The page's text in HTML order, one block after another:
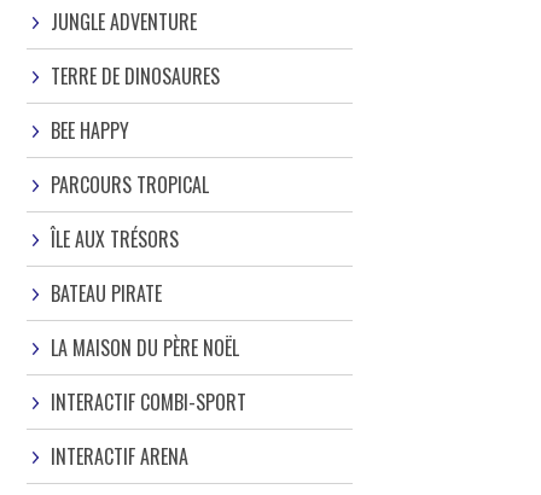
JUNGLE ADVENTURE
TERRE DE DINOSAURES
BEE HAPPY
PARCOURS TROPICAL
ÎLE AUX TRÉSORS
BATEAU PIRATE
LA MAISON DU PÈRE NOËL
INTERACTIF COMBI-SPORT
INTERACTIF ARENA